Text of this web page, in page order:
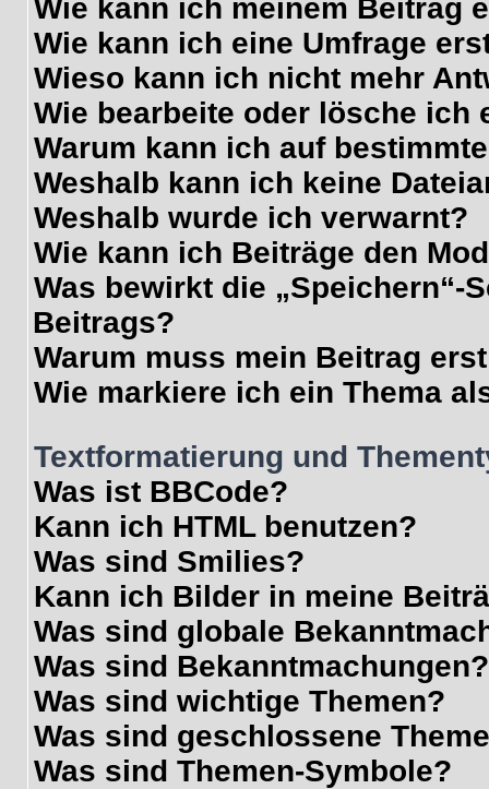
Wie kann ich meinem Beitrag
Wie kann ich eine Umfrage
Wieso kann ich nicht mehr
Wie bearbeite oder lösche ich
Warum kann ich auf
Weshalb kann ich keine
Weshalb wurde ich verwarnt?
Wie kann ich Beiträge den
Was bewirkt die „Speichern“-
Beitrags?
Warum muss mein Beitrag
Wie markiere ich ein Thema
Textformatierung und
Was ist BBCode?
Kann ich HTML benutzen?
Was sind Smilies?
Kann ich Bilder in meine
Was sind globale
Was sind Bekanntmachungen?
Was sind wichtige Themen?
Was sind geschlossene
Was sind Themen-Symbole?